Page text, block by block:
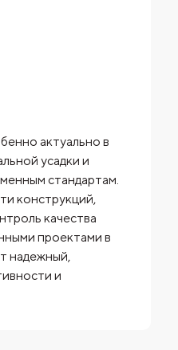
актуально в
усадки и
стандартам.
конструкций,
качества
проектами в
надежный,
и